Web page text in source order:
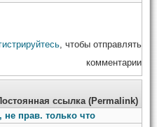
, чтобы отправлять
комментарии
ссылка (Permalink)
не прав. только что